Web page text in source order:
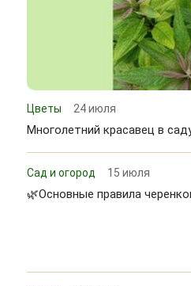
Цветы 24 июля
Многолетний красавец в
Сад и огород 15 июля
🌿Основные правила